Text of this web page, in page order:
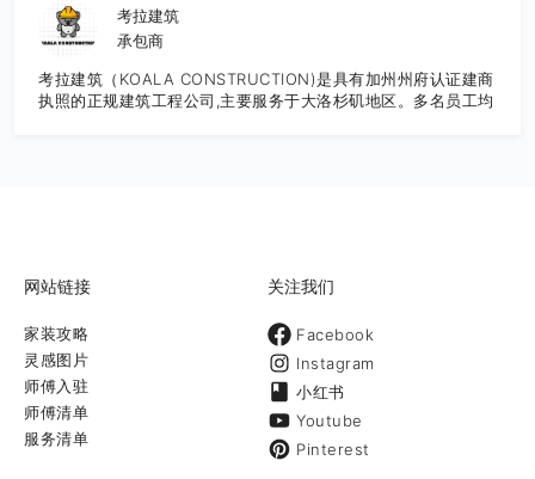
计和材料选用，满足客户预算，达到最佳性价比。 公司创始人李
杰先生是专业资深人士，从业近三十年，涉足景观工程设计和大
型景观工程施工管理，曾承建广州2010年亚运会主会场景观工
程，拥有极为丰富的项目施工和管理经验，引领公司团队走创意
设计的时尚风格，精细管理工程质量，深受客户的欢迎。 我们可
最全面的庭
考拉建筑
承包商
考拉建筑（KOALA CONSTRUCTION)是具有加州州府认证建商
执照的正规建筑工程公司,主要服务于大洛杉矶地区。多名员工均
为区域收讯不良请发讯息或扫描下方二维码微信留言谘询，我们
koalaconstructionca@yahoo.com
网站链接
家装攻略
灵感图片
师傅入驻
师傅清单
服务清单
关注我们
Facebook
Instagram
小红书
Youtube
Pinterest